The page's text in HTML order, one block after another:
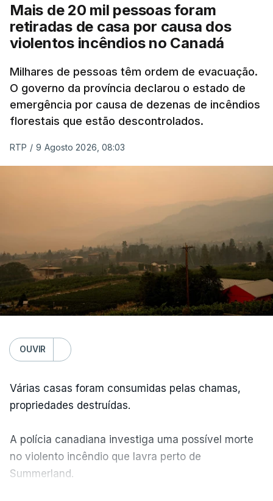
Mais de 20 mil pessoas foram
retiradas de casa por causa dos
violentos incêndios no Canadá
Milhares de pessoas têm ordem de evacuação.
O governo da província declarou o estado de
emergência por causa de dezenas de incêndios
florestais que estão descontrolados.
RTP / 9 Agosto 2026, 08:03
OUVIR
Várias casas foram consumidas pelas chamas,
propriedades destruídas.
A polícia canadiana investiga uma possível morte
no violento incêndio que lavra perto de
Summerland.